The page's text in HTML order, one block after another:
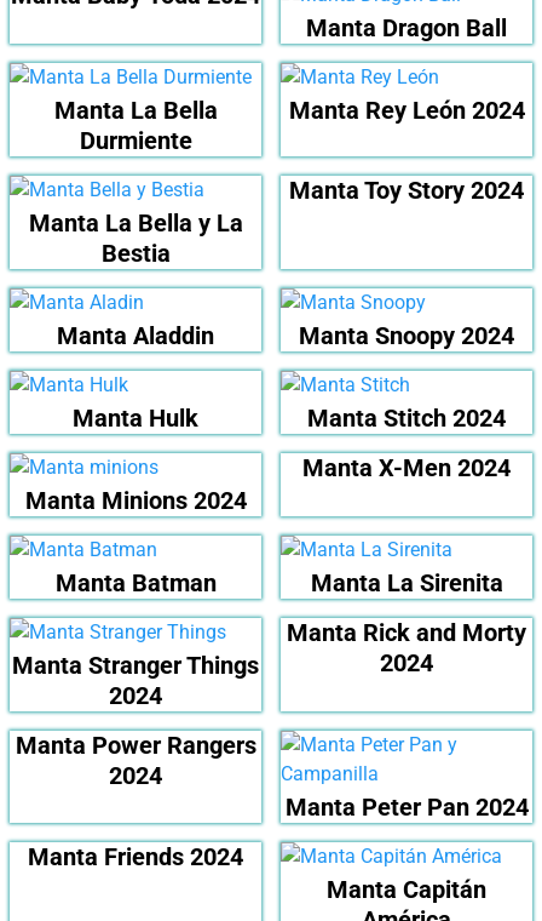
Manta Dragon Ball
Manta La Bella
Durmiente
Manta Rey León 2024
Manta La Bella y La
Bestia
Manta Toy Story 2024
Manta Aladdin Manta Snoopy 2024
Manta Hulk Manta Stitch 2024
Manta Minions 2024
Manta X-Men 2024
Manta Batman Manta La Sirenita
Manta Stranger Things
2024
Manta Rick and Morty
2024
Manta Power Rangers
2024
Manta Peter Pan 2024
Manta Friends 2024
Manta Capitán